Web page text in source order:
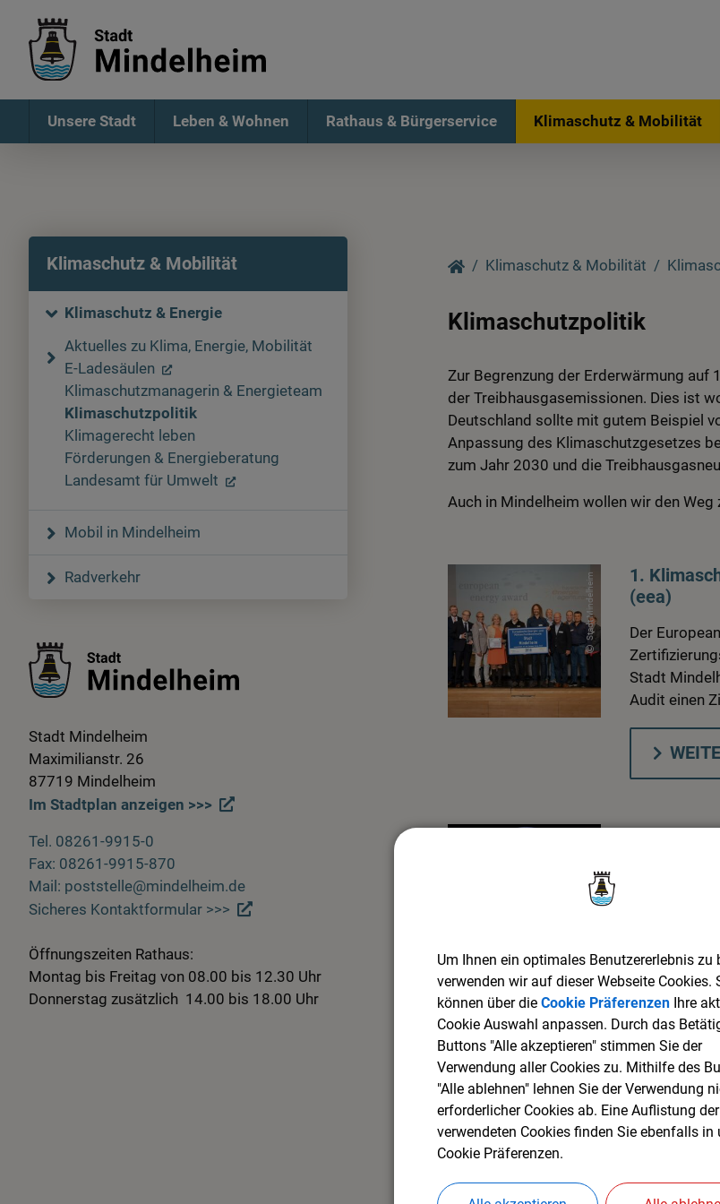
Unsere Stadt Leben & Wohnen Rathaus & Bürgerservice Klimaschutz & Mobilität
Klimaschutz & Mobilität
Klimaschutz & Energie
Aktuelles zu Klima, Energie, Mobilität
E-Ladesäulen
Klimaschutzmanagerin & Energieteam
Klimaschutzpolitik
Klimagerecht leben
Förderungen & Energieberatung
Landesamt für Umwelt
Mobil in Mindelheim
Radverkehr
Stadt Mindelheim
Maximilianstr. 26
87719 Mindelheim
Im Stadtplan anzeigen >>>
Tel. 08261-9915-0
Fax: 08261-9915-870
Mail: poststelle@mindelheim.de
Sicheres Kontaktformular >>>
Öffnungszeiten Rathaus:
Montag bis Freitag von 08.00 bis 12.30 Uhr
Donnerstag zusätzlich 14.00 bis 18.00 Uhr
Klimaschutz & Mobilität
Klimaschutzpolitik
Zur Begrenzung der Erderwärmung auf
der Treibhausgasemissionen. Dies ist
Deutschland sollte mit gutem Beispiel
Anpassung des Klimaschutzgesetzes
zum Jahr 2030 und die
Auch in Mindelheim wollen wir den
Stadt Mindelheim
1.
(eea)
Der
Stadt
Audit einen
e
z
a
-
E
n
e
r
gi
e
-
u
n
d
U
m
w
el
t
z
e
n
t
r
u
m
All
g
ä
u
2.
werden
WEITERLESEN
Firma Rofe 3.
Der Beitritt
(AGFK
Radteam
Um Ihnen ein optimales Benutzererlebnis zu
verwenden wir auf dieser Webseite Cookies.
können über die Cookie PräferenzenIhre
Cookie Auswahl anpassen. Durch das
Buttons "Alle akzeptieren" stimmen Sie der
Verwendung aller Cookies zu. Mithilfe des
"Alle ablehnen" lehnen Sie der Verwendung
erforderlicher Cookies ab. Eine Auflistung der
verwendeten Cookies finden Sie ebenfalls in
Cookie Präferenzen.